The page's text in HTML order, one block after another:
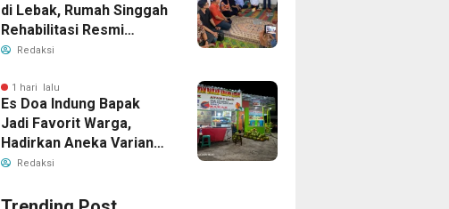
di Lebak, Rumah Singgah
Rehabilitasi Resmi
Dibuka
Redaksi
1 hari lalu
Es Doa Indung Bapak
Jadi Favorit Warga,
Hadirkan Aneka Varian
Es Kelapa Muda
Redaksi